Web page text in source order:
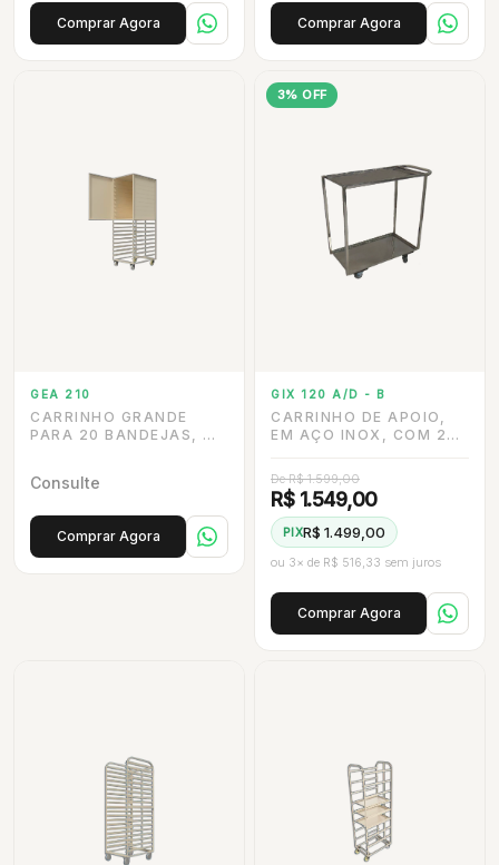
Comprar Agora Comprar Agora
GEA 210
CARRINHO GRANDE
PARA 20 BANDEJAS, ½
Consulte
Comprar Agora
3% OFF
GIX 120 A/D - B
CARRINHO DE APOIO,
EM AÇO INOX, COM 2
DE 3” EM INOX
De R$ 1.599,00
R$ 1.549,00
PIXR$ 1.499,00
ou 3× de R$ 516,33 sem juros
Comprar Agora